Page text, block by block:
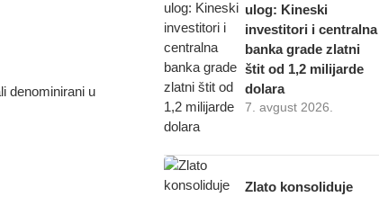
denominirani u
ulog: Kineski
investitori i centralna
banka grade zlatni
štit od 1,2 milijarde
dolara
7. avgust 2026.
Zlato konsoliduje